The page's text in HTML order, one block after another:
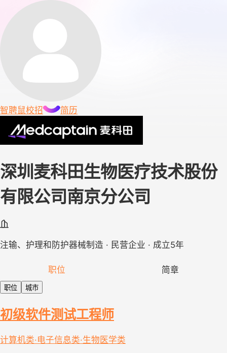
智聘鼠校招 简历
深圳麦科田生物医疗技术股份
有限公司南京分公司
注输、护理和防护器械制造 · 民营企业 · 成立5年
职位 简章
职位 城市
初级软件测试工程师
计算机类·电子信息类·生物医学类